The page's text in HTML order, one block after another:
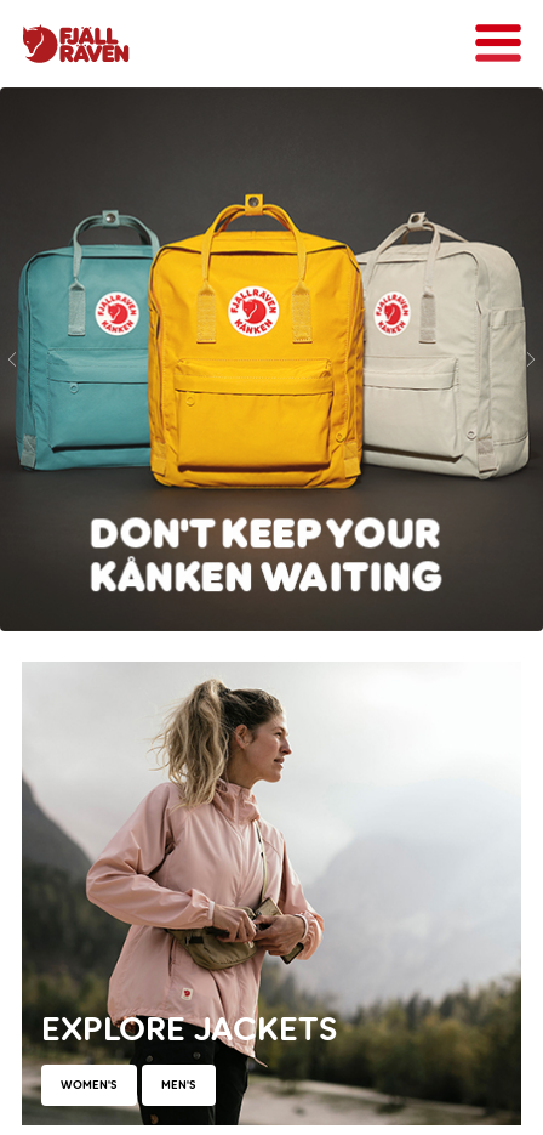
EXPLORE JACKETS
WOMEN'S MEN'S